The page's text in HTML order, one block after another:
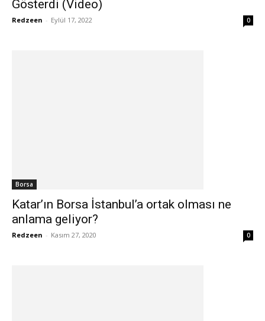
Gösterdi (Video)
Redzeen - Eylül 17, 2022 0
Borsa
Katar’ın Borsa İstanbul’a ortak olması ne
anlama geliyor?
Redzeen - Kasım 27, 2020 0